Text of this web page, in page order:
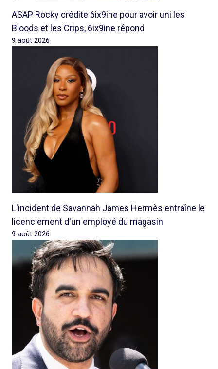
ASAP Rocky crédite 6ix9ine pour avoir uni les
Bloods et les Crips, 6ix9ine répond
9 août 2026
L'incident de Savannah James Hermès entraîne le
licenciement d'un employé du magasin
9 août 2026